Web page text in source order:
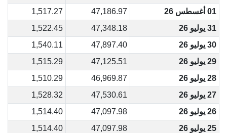
01 أغسطس 26
47,186.97
1,517.27
31 يوليو 26
47,348.18
1,522.45
30 يوليو 26
47,897.40
1,540.11
29 يوليو 26
47,125.51
1,515.29
28 يوليو 26
46,969.87
1,510.29
27 يوليو 26
47,530.61
1,528.32
26 يوليو 26
47,097.98
1,514.40
25 يوليو 26
47,097.98
1,514.40